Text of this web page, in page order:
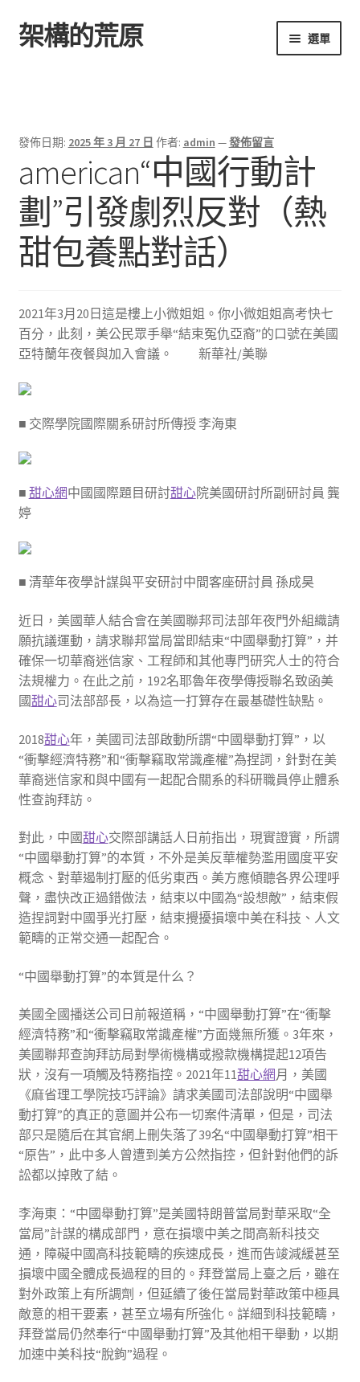
跳
至
跳
至
架構的荒原 選單
發佈日期: 2025 年 3 月 27 日 作者: admin —發佈留言
american“中國行動計
劃”引發劇烈反對（熱
甜包養點對話）
2021年3月20日這是樓上小微姐姐。你小微姐姐高考快七
百分，此刻，美公民眾手舉“結束冤仇亞裔”的口號在美國
亞特蘭年夜餐與加入會議。 新華社/美聯
■ 交際學院國際關系研討所傳授 李海東
■ 甜心網中國國際題目研討甜心院美國研討所副研討員 龔
婷
■ 清華年夜學計謀與平安研討中間客座研討員 孫成昊
近日，美國華人結合會在美國聯邦司法部年夜門外組織請
願抗議運動，請求聯邦當局當即結束“中國舉動打算”，并
確保一切華裔迷信家、工程師和其他專門研究人士的符合
法規權力。在此之前，192名耶魯年夜學傳授聯名致函美
國甜心司法部部長，以為這一打算存在最基礎性缺點。
2018甜心年，美國司法部啟動所謂“中國舉動打算”，以
“衝擊經濟特務”和“衝擊竊取常識產權”為捏詞，針對在美
華裔迷信家和與中國有一起配合關系的科研職員停止體系
性查詢拜訪。
對此，中國甜心交際部講話人日前指出，現實證實，所謂
“中國舉動打算”的本質，不外是美反華權勢濫用國度平安
概念、對華遏制打壓的低劣東西。美方應傾聽各界公理呼
聲，盡快改正過錯做法，結束以中國為“設想敵”，結束假
造捏詞對中國爭光打壓，結束攪擾損壞中美在科技、人文
範疇的正常交通一起配合。
“中國舉動打算”的本質是什么？
美國全國播送公司日前報道稱，“中國舉動打算”在“衝擊
經濟特務”和“衝擊竊取常識產權”方面幾無所獲。3年來，
美國聯邦查詢拜訪局對學術機構或撥款機構提起12項告
狀，沒有一項觸及特務指控。2021年11甜心網月，美國
《麻省理工學院技巧評論》請求美國司法部說明“中國舉
動打算”的真正的意圖并公布一切案件清單，但是，司法
部只是隨后在其官網上刪失落了39名“中國舉動打算”相干
“原告”，此中多人曾遭到美方公然指控，但針對他們的訴
訟都以掉敗了結。
李海東：“中國舉動打算”是美國特朗普當局對華采取“全
當局”計謀的構成部門，意在損壞中美之間高新科技交
通，障礙中國高科技範疇的疾速成長，進而告竣減緩甚至
損壞中國全體成長過程的目的。拜登當局上臺之后，雖在
對外政策上有所調劑，但延續了後任當局對華政策中極具
敵意的相干要素，甚至立場有所強化。詳細到科技範疇，
拜登當局仍然奉行“中國舉動打算”及其他相干舉動，以期
加速中美科技“脫鉤”過程。